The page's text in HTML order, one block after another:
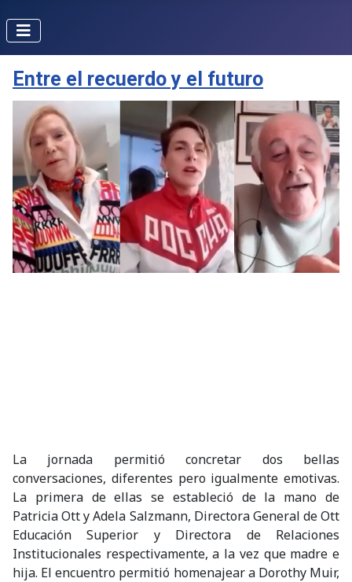
Entre el recuerdo y el futuro
La jornada permitió concretar dos bellas
conversaciones, diferentes pero igualmente emotivas.
La primera de ellas se estableció de la mano de
Patricia Ott y Adela Salzmann, Directora General de Ott
Educación Superior y Directora de Relaciones
Institucionales respectivamente, a la vez que madre e
hija. El encuentro permitió homenajear a Dorothy Muir,